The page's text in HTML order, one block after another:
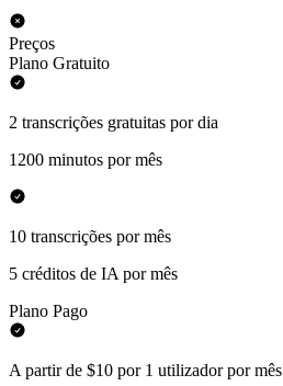
Preços
Plano Gratuito
2 transcrições gratuitas por dia
1200 minutos por mês
10 transcrições por mês
5 créditos de IA por mês
Plano Pago
A partir de $10 por 1 utilizador por mês